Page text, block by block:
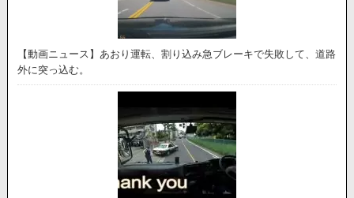
【動画ニュース】あおり運転、割り込み急ブレーキで失敗して、道路
外に突っ込む。